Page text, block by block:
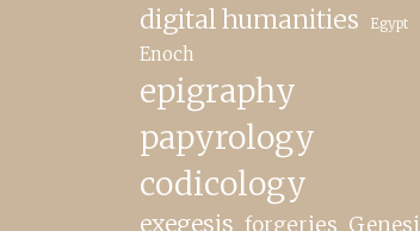
digital humanities Egypt
Enoch
epigraphy
papyrology
codicology
exegesis forgeries